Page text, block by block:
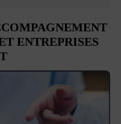
ENTREPRISES